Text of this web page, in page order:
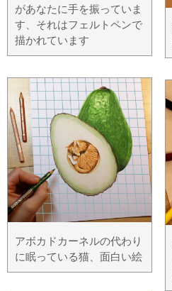
があなたに手を振っていま
す、それはフェルトペンで
描かれています
アボカドカーネルの代わり
に眠っている猫、面白い絵